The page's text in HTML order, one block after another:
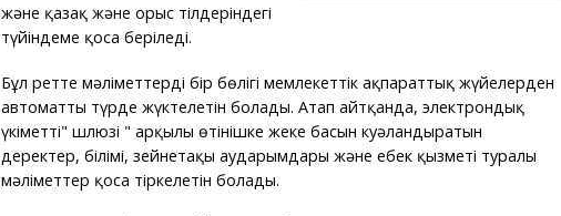
және қазақ және орыс тілдеріндегі
түйіндеме қоса беріледі.
Бұл ретте мәліметтердің бір бөлігі мемлекеттік ақпараттық жүйелерден
автоматты түрде жүктелетін болады. Атап айтқанда, электрондық
үкіметтің" шлюзі " арқылы өтінішке жеке басын куәландыратын
деректер, білімі, зейнетақы аударымдары және еңбек қызметі туралы
мәліметтер қоса тіркелетін болады.